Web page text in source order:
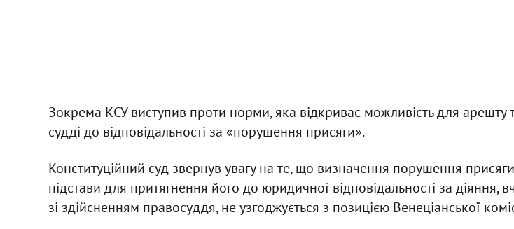
Зокрема КСУ виступив проти норми, яка відкриває можливість для арешту
судді до відповідальності за «порушення присяги».
Конституційний суд звернув увагу на те, що визначення порушення
підстави для притягнення його до юридичної відповідальності за діяння,
зі здійсненням правосуддя, не узгоджується з позицією Венеціанської